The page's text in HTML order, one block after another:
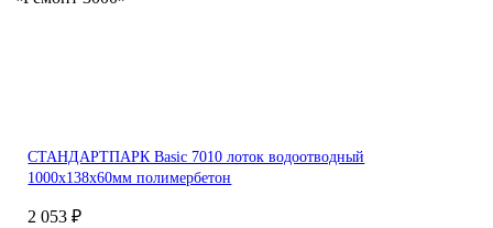
СТАНДАРТПАРК Basic 7010 лоток водоотводный
1000х138х60мм полимербетон
2 053 ₽